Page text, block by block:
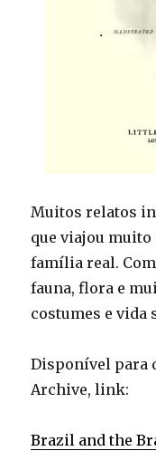
Muitos relatos
que viajou muito
família real.
fauna, flora e
costumes e
Disponível para
Archive, link:
Brazil and the